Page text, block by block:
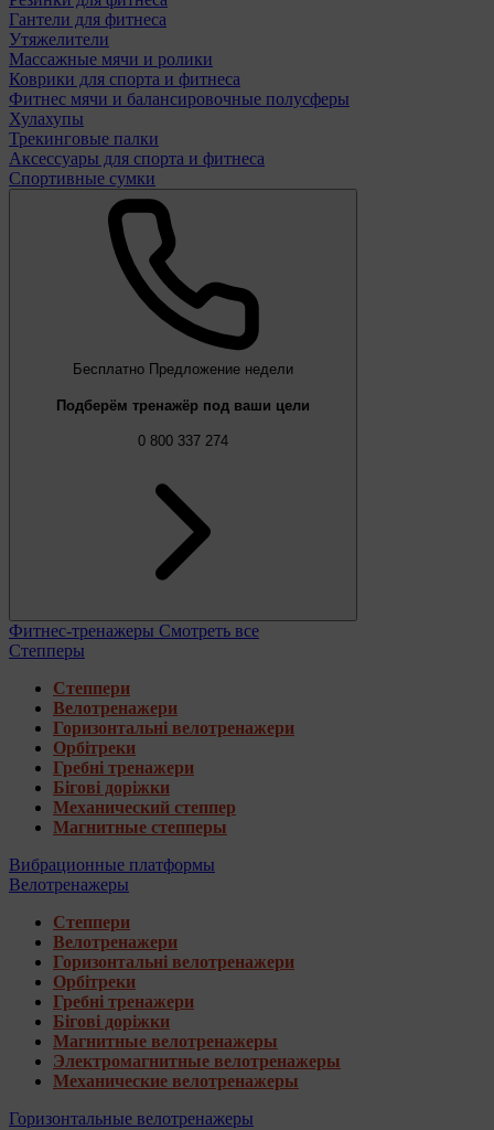
Гантели для фитнеса
Утяжелители
Массажные мячи и ролики
Коврики для спорта и фитнеса
Фитнес мячи и балансировочные полусферы
Хулахупы
Трекинговые палки
Аксессуары для спорта и фитнеса
Спортивные сумки
Бесплатно Предложение недели
Подберём тренажёр под ваши цели
0 800 337 274
Фитнес-тренажеры Смотреть все
Степперы
Степпери
Велотренажери
Горизонтальні велотренажери
Орбітреки
Гребні тренажери
Бігові доріжки
Механический степпер
Магнитные степперы
Вибрационные платформы
Велотренажеры
Степпери
Велотренажери
Горизонтальні велотренажери
Орбітреки
Гребні тренажери
Бігові доріжки
Магнитные велотренажеры
Электромагнитные велотренажеры
Механические велотренажеры
Горизонтальные велотренажеры